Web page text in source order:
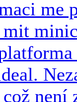
me
mit
není